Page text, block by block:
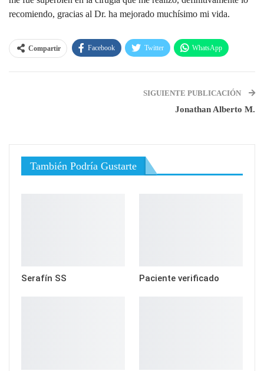
recomiendo, gracias al Dr. ha mejorado muchísimo mi vida.
Compartir Facebook Twitter WhatsApp
SIGUIENTE PUBLICACIÓN
Jonathan Alberto M.
También Podría Gustarte
Serafín SS Paciente verificado